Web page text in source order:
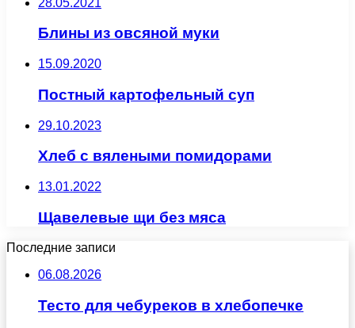
Блины из овсяной муки
15.09.2020
Постный картофельный суп
29.10.2023
Хлеб с вялеными помидорами
13.01.2022
Щавелевые щи без мяса
Последние записи
06.08.2026
Тесто для чебуреков в хлебопечке